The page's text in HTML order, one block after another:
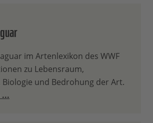
im Artenlexikon des WWF
zu Lebensraum,
und Bedrohung der Art.